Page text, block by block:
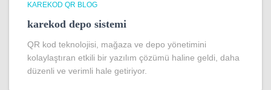
KAREKOD QR BLOG
karekod depo sistemi
QR kod teknolojisi, mağaza ve depo yönetimini
kolaylaştıran etkili bir yazılım çözümü haline geldi, daha
düzenli ve verimli hale getiriyor.